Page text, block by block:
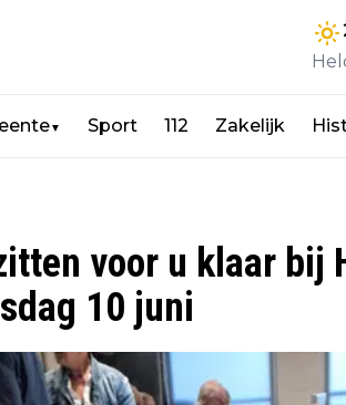
▼ Sport 112 Zakelijk
voor u klaar bij
10 juni